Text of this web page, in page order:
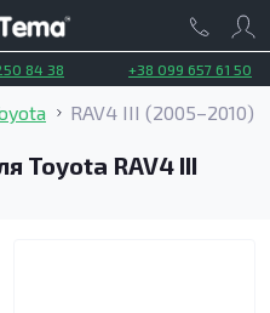
84 38 +38 099 657 61 50
RAV4 III (2005–2010)
Toyota RAV4 III